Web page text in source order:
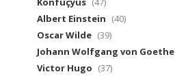
Albert Einstein (40)
Oscar Wilde (39)
Johann Wolfgang von Goethe
Victor Hugo (37)